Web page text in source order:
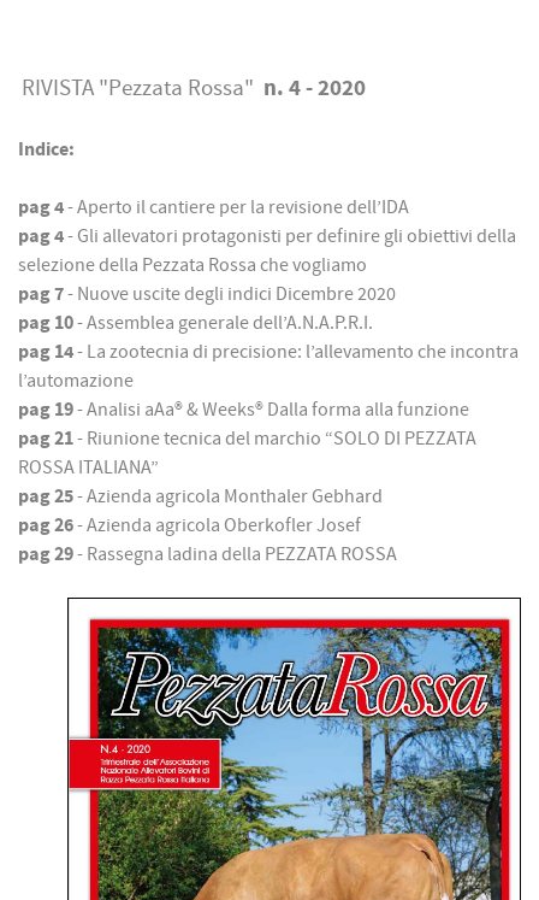
RIVISTA "Pezzata Rossa" n. 4 - 2020
Indice:
pag 4- Aperto il cantiere per la revisione dell’IDA
pag 4- Gli allevatori protagonisti per definire gli obiettivi della
selezione della Pezzata Rossa che vogliamo
pag 7- Nuove uscite degli indici Dicembre 2020
pag 10- Assemblea generale dell’A.N.A.P.R.I.
pag 14- La zootecnia di precisione: l’allevamento che incontra
l’automazione
pag 19- Analisi aAa® & Weeks® Dalla forma alla funzione
pag 21- Riunione tecnica del marchio “SOLO DI PEZZATA
ROSSA ITALIANA”
pag 25- Azienda agricola Monthaler Gebhard
pag 26- Azienda agricola Oberkofler Josef
pag 29- Rassegna ladina della PEZZATA ROSSA